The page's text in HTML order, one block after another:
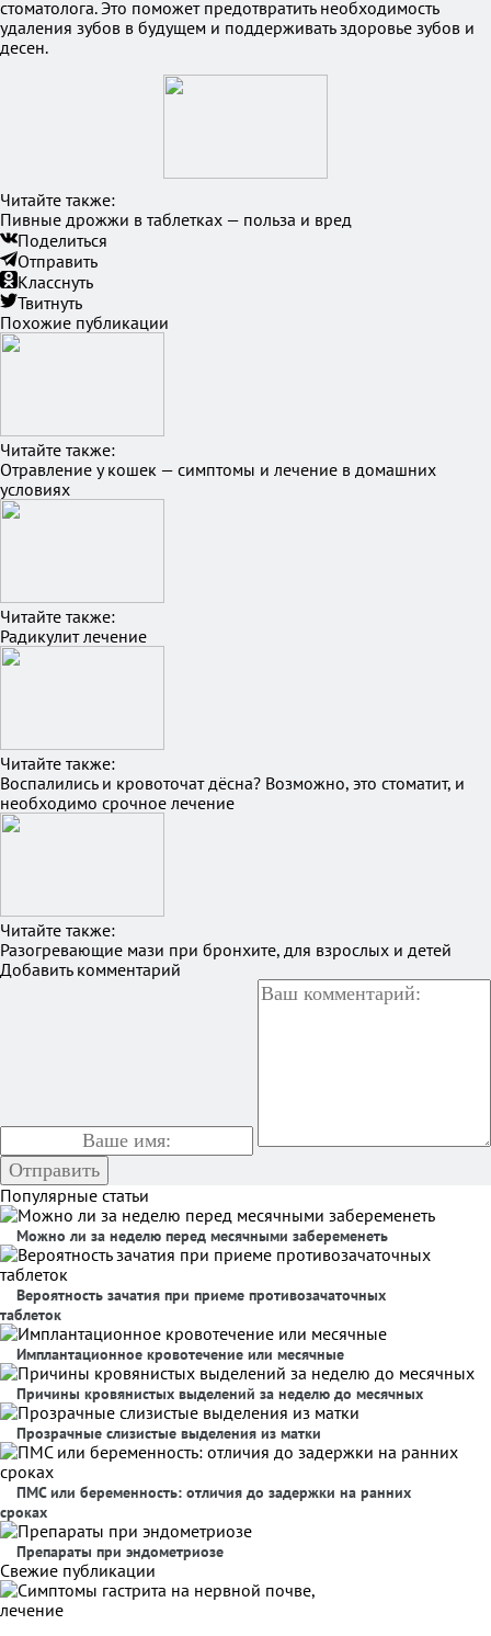
стоматолога. Это поможет предотвратить необходимость
удаления зубов в будущем и поддерживать здоровье зубов и
десен.
Читайте также:
Пивные дрожжи в таблетках — польза и вред
Поделиться
Отправить
Класснуть
Твитнуть
Похожие публикации
Читайте также:
Отравление у кошек — симптомы и лечение в домашних
условиях
Читайте также:
Радикулит лечение
Читайте также:
Воспалились и кровоточат дёсна? Возможно, это стоматит, и
необходимо срочное лечение
Читайте также:
Разогревающие мази при бронхите, для взрослых и детей
Добавить комментарий
Популярные статьи
Можно ли за неделю перед месячными забеременеть
Вероятность зачатия при приеме противозачаточных
таблеток
Имплантационное кровотечение или месячные
Причины кровянистых выделений за неделю до месячных
Прозрачные слизистые выделения из матки
ПМС или беременность: отличия до задержки на ранних
сроках
Препараты при эндометриозе
Свежие публикации